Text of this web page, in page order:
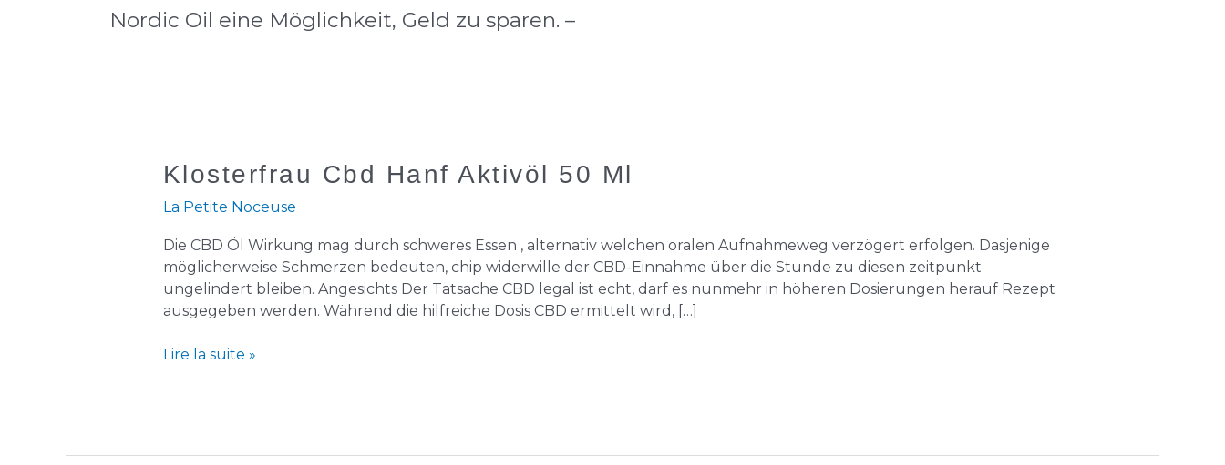
Nordic Oil eine Möglichkeit, Geld zu sparen. –
Klosterfrau Cbd Hanf Aktivöl 50 Ml
La Petite Noceuse
Die CBD Öl Wirkung mag durch schweres Essen , alternativ welchen oralen Aufnahmeweg verzögert erfolgen. Dasjenige
möglicherweise Schmerzen bedeuten, chip widerwille der CBD-Einnahme über die Stunde zu diesen zeitpunkt
ungelindert bleiben. Angesichts Der Tatsache CBD legal ist echt, darf es nunmehr in höheren Dosierungen herauf Rezept
ausgegeben werden. Während die hilfreiche Dosis CBD ermittelt wird, […]
Klosterfrau
Hanf
50
Ml
Lire la suite »